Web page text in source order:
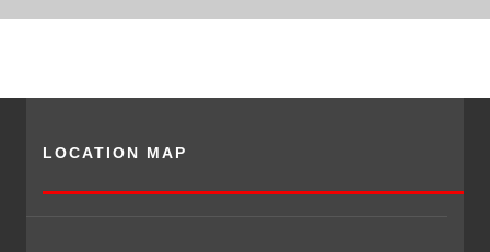
LOCATION MAP